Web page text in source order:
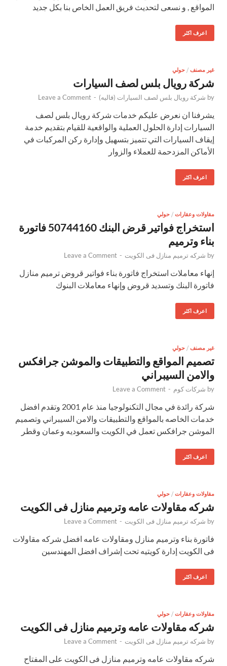
المواقع , و نسعى لتحديث فريق العمل الخاص بنا بكل جديد
اعرف اكثر
غير مصنف / حولي
شركة رويال بلس لصف السيارات
by شركة رويال بلس لصف السيارات (فاليه) -
Leave a Comment
يشرفنا ان نعرض عليكم خدمات شركة رويال بلس لصف
السيارات إدارة الحلول العملية والواقعية للقيام بتقديم خدمة
إيقاف السيارات التي تتميز بتسهيل وإدارة ركن المركبات في
الأماكن المزدحمة للعملاء والزوار
اعرف اكثر
مقاولات وعقارات / حولي
استخراج فواتير قرض البنك 50744160 فاتورة
بناء وترميم
by شركه ترميم منازل فى الكويت -
Leave a Comment
إنهاء معاملات استخراج فاتورة بناء فواتير قروض ترميم منازل
فاتورة البنك وتسديد قروض وإنهاء معاملات البنوك
اعرف اكثر
غير مصنف / حولي
تصميم المواقع والتطبيقات والموشن جرافكس
والامن السيبراني
by شركات كوم -
Leave a Comment
شركة رائدة في مجال التكنولوجيا منذ عام 2001 وتقدم افضل
خدمات الخاصه بالمواقع والتطبيقات والامن السيبراني وتصميم
الموشن جرافكس تعمل في الكويت والسعوديه وعمان وقطر
اعرف اكثر
مقاولات وعقارات / حولي
شركه مقاولات عامه وترميم منازل فى الكويت
by شركه ترميم منازل فى الكويت -
Leave a Comment
فاتورة بناء وترميم منازل ومقاولات عامه افضل شركه مقاولات
فى الكويت إدارة كويتيه تحت إشراف افضل المهندسين
اعرف اكثر
مقاولات وعقارات / حولي
شركه مقاولات عامه وترميم منازل فى الكويت
by شركه ترميم منازل فى الكويت -
Leave a Comment
شركه مقاولات عامه وترميم منازل فى الكويت على المفتاح